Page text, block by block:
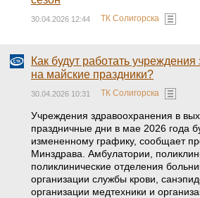
30.04.2026 12:44 ТК Солигорска
Как будут работать
на майские праздники?
30.04.2026 10:31 ТК Солигорска
Учреждения здравоохранения в
праздничные дни в мае 2026 года
измененному графику, сообщает
Минздрава. Амбулатории,
поликлинические отделения
организации службы крови,
организации медтехники и